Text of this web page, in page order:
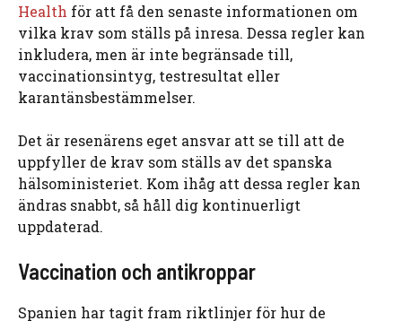
Health för att få den senaste informationen om
vilka krav som ställs på inresa. Dessa regler kan
inkludera, men är inte begränsade till,
vaccinationsintyg, testresultat eller
karantänsbestämmelser.
Det är resenärens eget ansvar att se till att de
uppfyller de krav som ställs av det spanska
hälsoministeriet. Kom ihåg att dessa regler kan
ändras snabbt, så håll dig kontinuerligt
uppdaterad.
Vaccination och antikroppar
Spanien har tagit fram riktlinjer för hur de